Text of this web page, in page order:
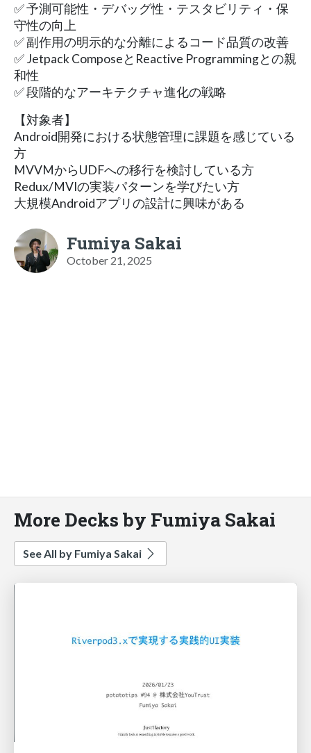
✅ 予測可能性・デバッグ性・テスタビリティ・保
守性の向上
✅ 副作用の明示的な分離によるコード品質の改善
✅ Jetpack ComposeとReactive Programmingとの親
和性
✅ 段階的なアーキテクチャ進化の戦略
【対象者】
Android開発における状態管理に課題を感じている
方
MVVMからUDFへの移行を検討している方
Redux/MVIの実装パターンを学びたい方
大規模Androidアプリの設計に興味がある
Fumiya Sakai
October 21, 2025
More Decks by Fumiya Sakai
See All by Fumiya Sakai